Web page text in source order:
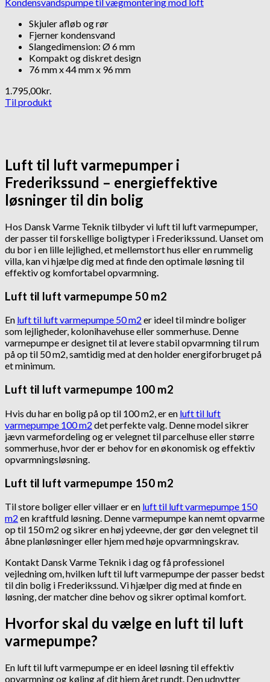
Skjuler afløb og rør
Fjerner kondensvand
Slangedimension: Ø 6 mm
Kompakt og diskret design
76 mm x 44 mm x 96 mm
1.795,00kr.
Til produkt
Luft til luft varmepumper i
Frederikssund – energieffektive
løsninger til din bolig
Hos Dansk Varme Teknik tilbyder vi luft til luft varmepumper,
der passer til forskellige boligtyper i Frederikssund. Uanset om
du bor i en lille lejlighed, et mellemstort hus eller en rummelig
villa, kan vi hjælpe dig med at finde den optimale løsning til
effektiv og komfortabel opvarmning.
Luft til luft varmepumpe 50 m2
En luft til luft varmepumpe 50 m2 er ideel til mindre boliger
som lejligheder, kolonihavehuse eller sommerhuse. Denne
varmepumpe er designet til at levere stabil opvarmning til rum
på op til 50 m2, samtidig med at den holder energiforbruget på
et minimum.
Luft til luft varmepumpe 100 m2
Hvis du har en bolig på op til 100 m2, er en luft til luft
varmepumpe 100 m2 det perfekte valg. Denne model sikrer
jævn varmefordeling og er velegnet til parcelhuse eller større
sommerhuse, hvor der er behov for en økonomisk og effektiv
opvarmningsløsning.
Luft til luft varmepumpe 150 m2
Til store boliger eller villaer er en luft til luft varmepumpe 150
m2 en kraftfuld løsning. Denne varmepumpe kan nemt opvarme
op til 150 m2 og sikrer en høj ydeevne, der gør den velegnet til
åbne planløsninger eller hjem med høje opvarmningskrav.
Kontakt Dansk Varme Teknik i dag og få professionel
vejledning om, hvilken luft til luft varmepumpe der passer bedst
til din bolig i Frederikssund. Vi hjælper dig med at finde en
løsning, der matcher dine behov og sikrer optimal komfort.
Hvorfor skal du vælge en luft til luft
varmepumpe?
En luft til luft varmepumpe er en ideel løsning til effektiv
opvarmning og køling af dit hjem året rundt. Den udnytter